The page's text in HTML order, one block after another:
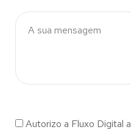
Autorizo a Fluxo Digital a